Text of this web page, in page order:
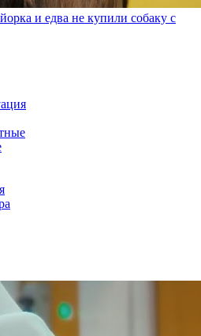
и едва не купили собаку с